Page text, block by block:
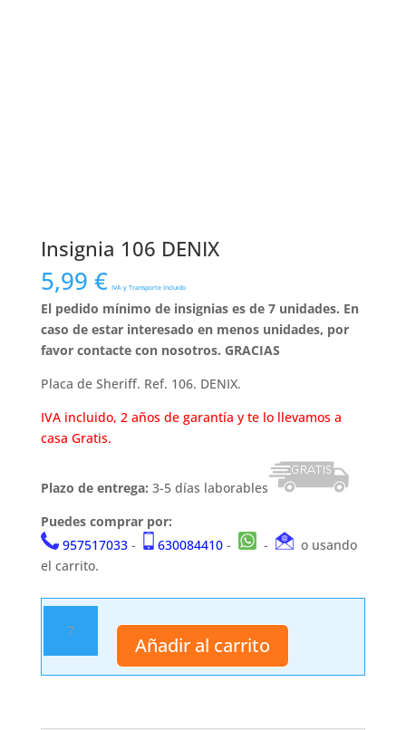
Insignia 106 DENIX
5,99 € IVA y Transporte Incluido
El pedido mínimo de insignias es de 7 unidades. En
caso de estar interesado en menos unidades, por
favor contacte con nosotros. GRACIAS
Placa de Sheriff. Ref. 106. DENIX.
IVA incluido, 2 años de garantía y te lo llevamos a
casa Gratis.
Plazo de entrega: 3-5 días laborables
Puedes comprar por:
957517033- 630084410- -
o usando
el carrito.
DENIX
cantidad
Añadir al carrito